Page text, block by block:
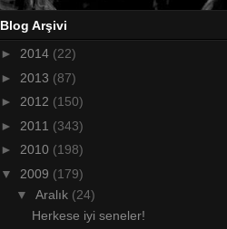
Blog Arşivi
► 2014 (22)
► 2013 (87)
► 2012 (150)
► 2011 (343)
► 2010 (198)
▼ 2009 (179)
▼ Aralık (24)
Herkese iyi seneler!